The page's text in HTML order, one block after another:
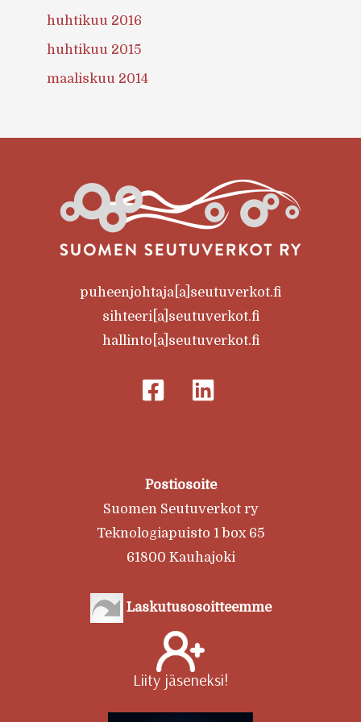
huhtikuu 2016
huhtikuu 2015
maaliskuu 2014
puheenjohtaja[a]seutuverkot.fi
sihteeri[a]seutuverkot.fi
hallinto[a]seutuverkot.fi
Postiosoite
Suomen Seutuverkot ry
Teknologiapuisto 1 box 65
61800 Kauhajoki
Laskutusosoitteemme
Liity jäseneksi!